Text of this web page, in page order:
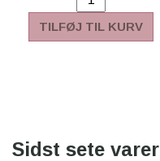
TILFØJ TIL KURV
Sidst sete varer